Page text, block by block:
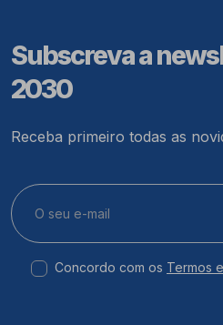
Subscreva a
2030
Receba primeiro todas as
Concordo com os Termos